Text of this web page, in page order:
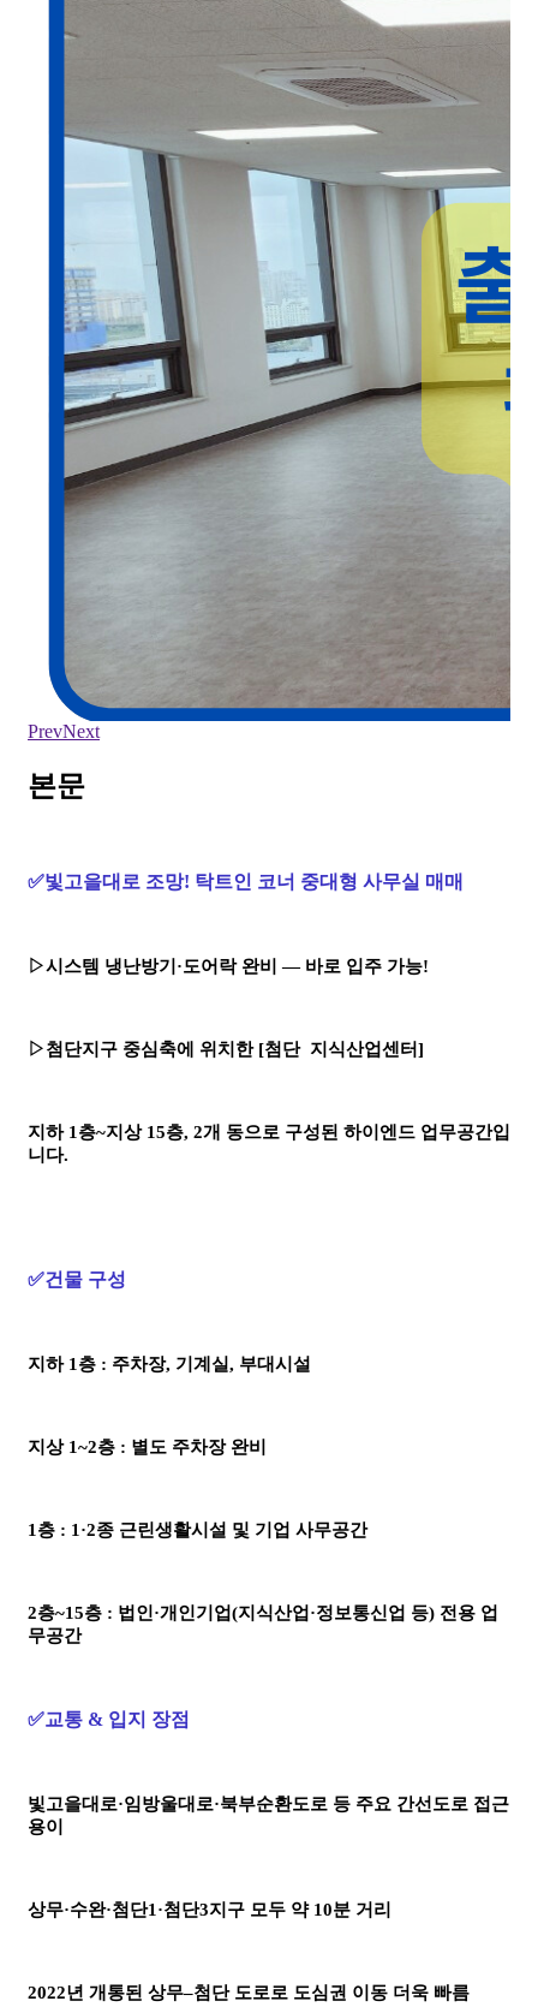
PrevNext
본문
✅빛고을대로 조망! 탁트인 코너 중대형 사무실 매매
▷시스템 냉난방기·도어락 완비 — 바로 입주 가능!
▷첨단지구 중심축에 위치한 [첨단 지식산업센터]
지하 1층~지상 15층, 2개 동으로 구성된 하이엔드 업무공간입
니다.
✅건물 구성
지하 1층 : 주차장, 기계실, 부대시설
지상 1~2층 : 별도 주차장 완비
1층 : 1·2종 근린생활시설 및 기업 사무공간
2층~15층 : 법인·개인기업(지식산업·정보통신업 등) 전용 업
무공간
✅교통 & 입지 장점
빛고을대로·임방울대로·북부순환도로 등 주요 간선도로 접근
용이
상무·수완·첨단1·첨단3지구 모두 약 10분 거리
2022년 개통된 상무–첨단 도로로 도심권 이동 더욱 빠름